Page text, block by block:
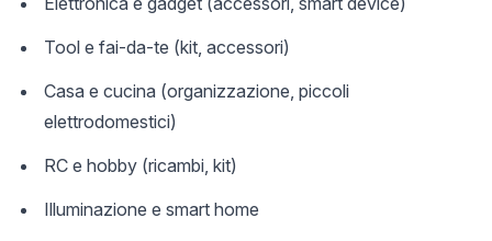
Tool e fai-da-te (kit, accessori)
Casa e cucina (organizzazione, piccoli
elettrodomestici)
RC e hobby (ricambi, kit)
Illuminazione e smart home